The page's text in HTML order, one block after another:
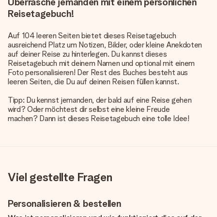
Reisetagebuch!
Auf 104 leeren Seiten bietet dieses Reisetagebuch
ausreichend Platz um Notizen, Bilder, oder kleine Anekdoten
auf deiner Reise zu hinterlegen. Du kannst dieses
Reisetagebuch mit deinem Namen und optional mit einem
Foto personalisieren! Der Rest des Buches besteht aus
leeren Seiten, die Du auf deinen Reisen füllen kannst.
Tipp: Du kennst jemanden, der bald auf eine Reise gehen
wird? Oder möchtest dir selbst eine kleine Freude
machen? Dann ist dieses Reisetagebuch eine tolle Idee!
Viel gestellte Fragen
Personalisieren & bestellen